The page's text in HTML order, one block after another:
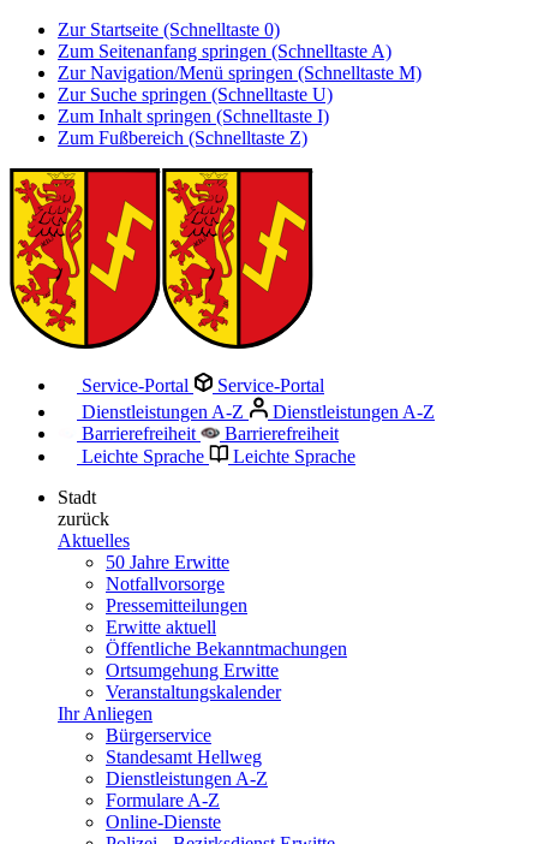
Zur Startseite (Schnelltaste 0)
Zum Seitenanfang springen (Schnelltaste A)
Zur Navigation/Menü springen (Schnelltaste M)
Zur Suche springen (Schnelltaste U)
Zum Inhalt springen (Schnelltaste I)
Zum Fußbereich (Schnelltaste Z)
Service-Portal
Service-Portal
Dienstleistungen A-Z
Dienstleistungen A-Z
Barrierefreiheit
Barrierefreiheit
Leichte Sprache
Leichte Sprache
Stadt
zurück
Aktuelles
50 Jahre Erwitte
Notfallvorsorge
Pressemitteilungen
Erwitte aktuell
Öffentliche Bekanntmachungen
Ortsumgehung Erwitte
Veranstaltungskalender
Ihr Anliegen
Bürgerservice
Standesamt Hellweg
Dienstleistungen A-Z
Formulare A-Z
Online-Dienste